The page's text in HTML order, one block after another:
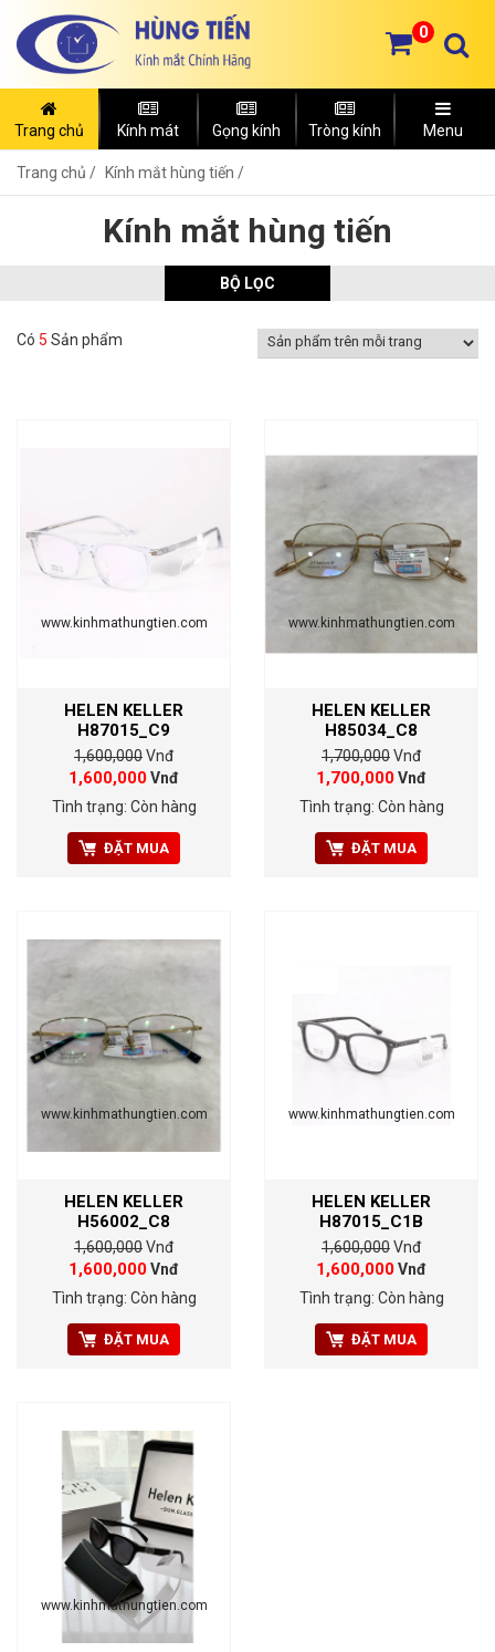
0
Trang chủ Kính mát Gọng kính Tròng kính Menu
Trang chủ Kính mắt hùng tiến /
Kính mắt hùng tiến
BỘ LỌC
Có 5 Sản phẩm
www.kinhmathungtien.com
HELEN KELLER
H87015_C9
1,600,000Vnđ
1,600,000Vnđ
Tình trạng: Còn hàng
ĐẶT MUA
www.kinhmathungtien.com
HELEN KELLER
H85034_C8
1,700,000Vnđ
1,700,000Vnđ
Tình trạng: Còn hàng
ĐẶT MUA
www.kinhmathungtien.com
HELEN KELLER
H56002_C8
1,600,000Vnđ
1,600,000Vnđ
Tình trạng: Còn hàng
ĐẶT MUA
www.kinhmathungtien.com
HELEN KELLER
H87015_C1B
1,600,000Vnđ
1,600,000Vnđ
Tình trạng: Còn hàng
ĐẶT MUA
www.kinhmathungtien.com